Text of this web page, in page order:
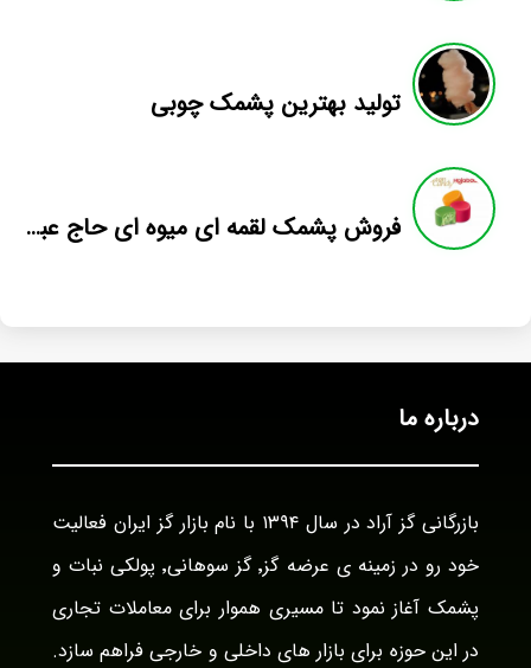
تولید بهترین پشمک چوبی
فروش پشمک لقمه ای میوه ای حاج عبدالله
درباره ما
بازرگانی گز آراد در سال ۱۳۹۴ با نام بازار گز ایران فعالیت
خود رو در زمینه ی عرضه گز٬ گز سوهانی٬ پولکی نبات و
پشمک آغاز نمود تا مسیری هموار برای معاملات تجاری
در این حوزه برای بازار های داخلی و خارجی فراهم سازد.